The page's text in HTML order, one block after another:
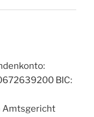
BIC:
Amtsgericht